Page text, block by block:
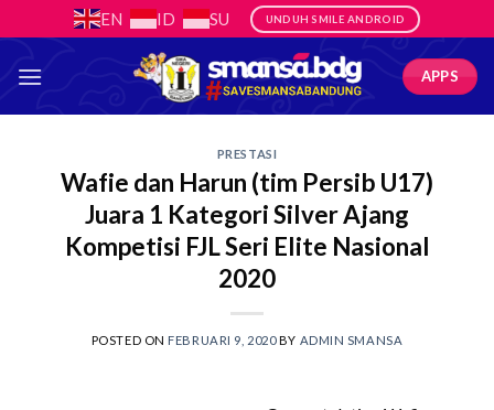
to
content
EN ID SU UNDUH SMILE ANDROID
APPS
PRESTASI
Wafie dan Harun (tim Persib U17)
Juara 1 Kategori Silver Ajang
Kompetisi FJL Seri Elite Nasional
2020
POSTED ON FEBRUARI 9, 2020BY ADMIN SMANSA